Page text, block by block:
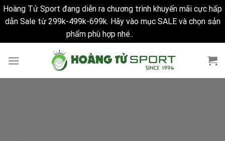
Hoàng Tử Sport đang diễn ra chương trình khuyến mãi cực hấp
dẫn Sale từ 299k-499k-699k. Hãy vào mục SALE và chọn sản
phẩm phù hợp nhé..